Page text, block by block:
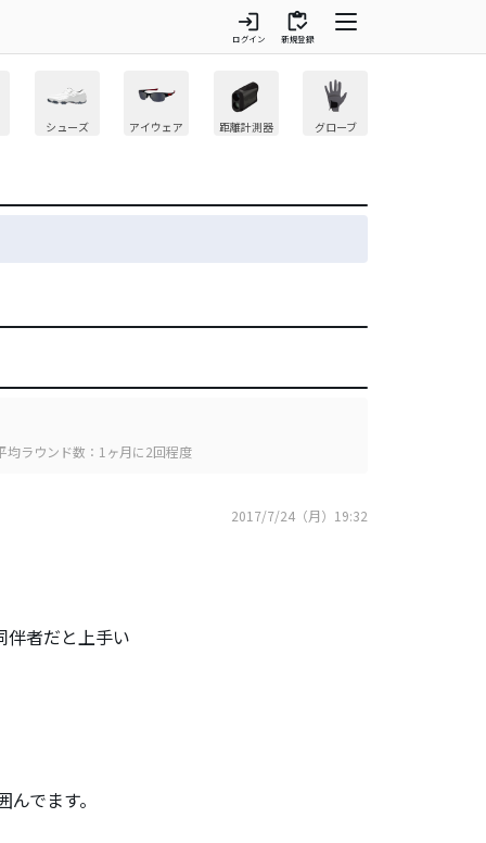
login
ログイン
inventory
新規登録
シューズ アイウェア 距離計測器 グローブ
均ラウンド数：1ヶ月に2回程度
2017/7/24（月）19:32
伴者だと上手い
でます。